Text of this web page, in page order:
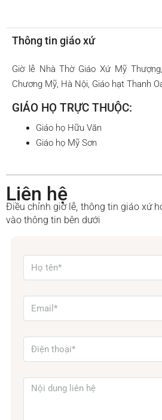
Thông tin giáo xứ
Giờ lễ Nhà Thờ Giáo Xứ Mỹ
Chương Mỹ, Hà Nội, Giáo hạt Thanh
GIÁO HỌ TRỰC THUỘC:
Giáo họ Hữu Văn
Giáo họ Mỹ Sơn
Liên hệ
Điều chỉnh giờ lễ, thông tin giáo xứ
vào thông tin bên dưới